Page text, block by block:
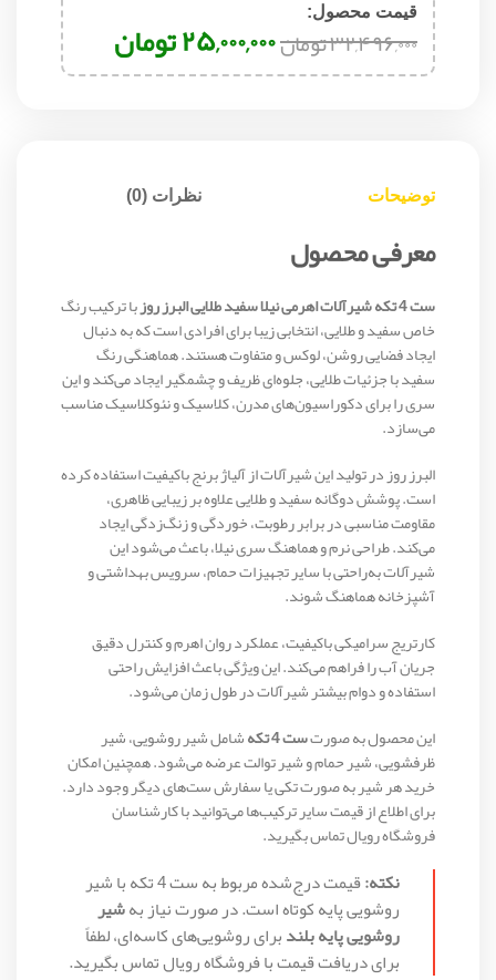
قیمت محصول:​
۳۲,۴۹۶,۰۰۰تومان۲۵,۰۰۰,۰۰۰تومان
توضیحات نظرات (0)
معرفی محصول
ست 4 تکه شیرآلات اهرمی نیلا سفید طلایی البرز روز با ترکیب رنگ
خاص سفید و طلایی، انتخابی زیبا برای افرادی است که به دنبال
ایجاد فضایی روشن، لوکس و متفاوت هستند. هماهنگی رنگ
سفید با جزئیات طلایی، جلوه‌ای ظریف و چشمگیر ایجاد می‌کند و این
سری را برای دکوراسیون‌های مدرن، کلاسیک و نئوکلاسیک مناسب
می‌سازد.
البرز روز در تولید این شیرآلات از آلیاژ برنج باکیفیت استفاده کرده
است. پوشش دوگانه سفید و طلایی علاوه بر زیبایی ظاهری،
مقاومت مناسبی در برابر رطوبت، خوردگی و زنگ‌زدگی ایجاد
می‌کند. طراحی نرم و هماهنگ سری نیلا، باعث می‌شود این
شیرآلات به‌راحتی با سایر تجهیزات حمام، سرویس بهداشتی و
آشپزخانه هماهنگ شوند.
کارتریج سرامیکی باکیفیت، عملکرد روان اهرم و کنترل دقیق
جریان آب را فراهم می‌کند. این ویژگی باعث افزایش راحتی
استفاده و دوام بیشتر شیرآلات در طول زمان می‌شود.
این محصول به صورتست 4 تکه شامل شیر روشویی، شیر
ظرفشویی، شیر حمام و شیر توالت عرضه می‌شود. همچنین امکان
خرید هر شیر به صورت تکی یا سفارش ست‌های دیگر وجود دارد.
برای اطلاع از قیمت سایر ترکیب‌ها می‌توانید با کارشناسان
فروشگاه رویال تماس بگیرید.
نکته:
قیمت درج‌شده مربوط به ست 4 تکه با شیر
روشویی پایه کوتاه است. در صورت نیاز بهشیر
روشویی پایه بلندبرای روشویی‌های کاسه‌ای، لطفاً
برای دریافت قیمت با فروشگاه رویال تماس بگیرید.